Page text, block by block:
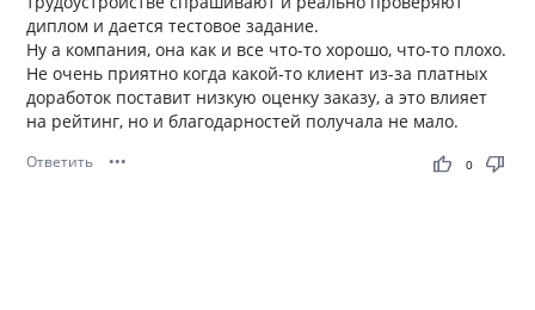
диплом и дается тестовое задание.
Ну а компания, она как и все что-то хорошо, что-то плохо.
Не очень приятно когда какой-то клиент из-за платных
доработок поставит низкую оценку заказу, а это влияет
на рейтинг, но и благодарностей получала не мало.
Ответить ••• thumb_up thumb_down
0